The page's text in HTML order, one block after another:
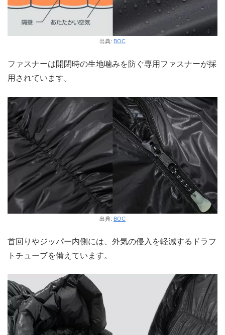
出典: BOC
ファスナーは開閉時の生地噛みを防ぐ専用ファスナーが採
用されています。
出典: BOC
首回りやジッパー内側には、外気の侵入を軽減するドラフ
トチューブを備えています。